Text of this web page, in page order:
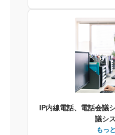
IP内線電話、電話会議
議シ
もっ